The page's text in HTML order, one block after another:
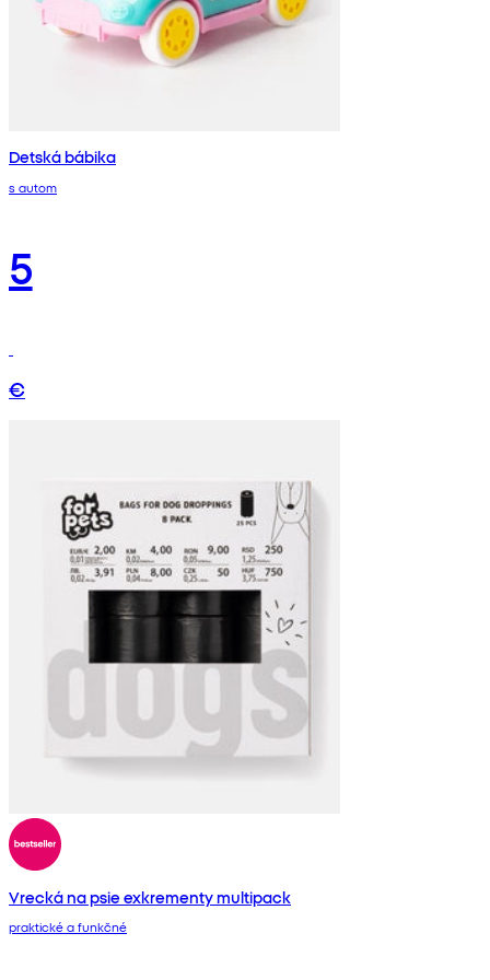
Detská bábika
s autom
5
€
Vrecká na psie exkrementy multipack
praktické a funkčné